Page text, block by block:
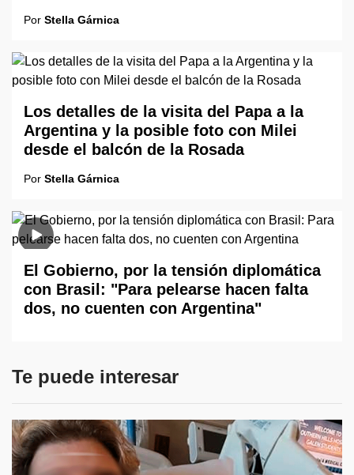
Por Stella Gárnica
Los detalles de la visita del Papa a la
Argentina y la posible foto con Milei
desde el balcón de la Rosada
Por Stella Gárnica
El Gobierno, por la tensión diplomática
con Brasil: "Para pelearse hacen falta
dos, no cuenten con Argentina"
Te puede interesar